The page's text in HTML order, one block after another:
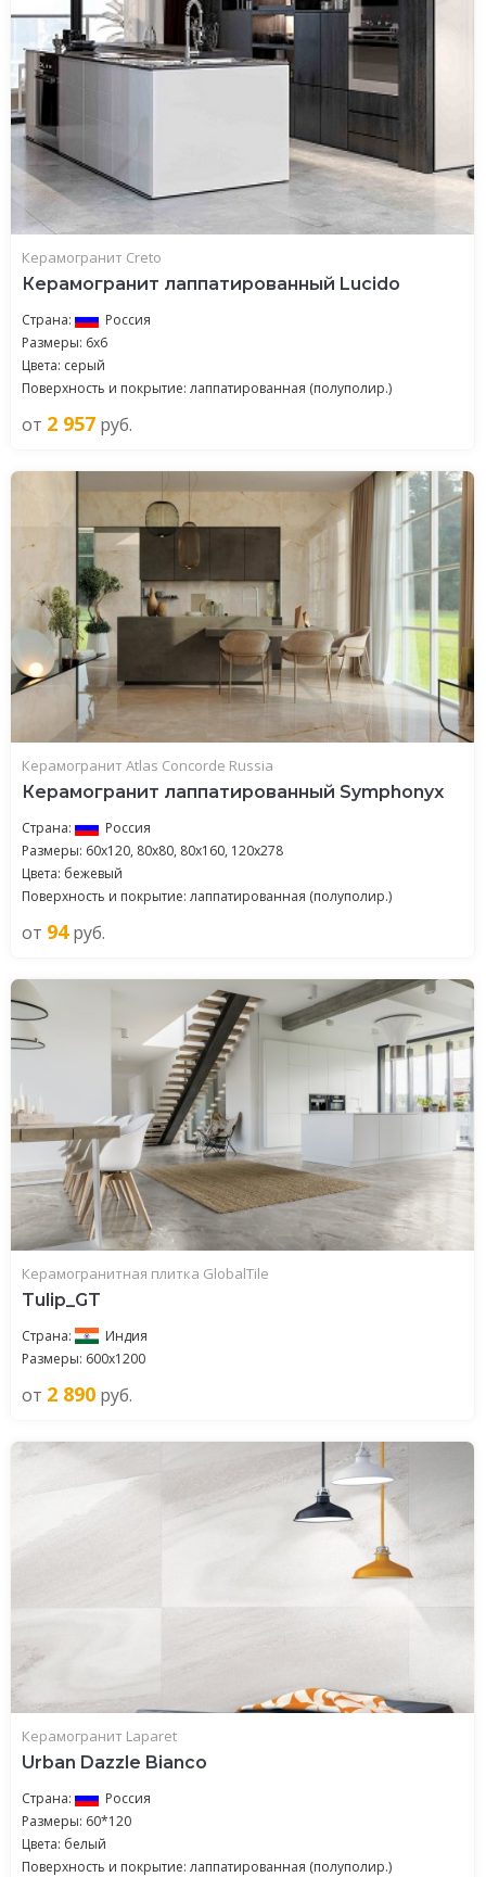
Керамогранит Creto
Керамогранит лаппатированный Lucido
Страна:
Россия
Размеры: 6х6
Цвета: серый
Поверхность и покрытие: лаппатированная (полуполир.)
от 2 957 руб.
Керамогранит Atlas Concorde Russia
Керамогранит лаппатированный Symphonyx
Страна:
Россия
Размеры: 60x120, 80x80, 80x160, 120x278
Цвета: бежевый
Поверхность и покрытие: лаппатированная (полуполир.)
от 94руб.
Керамогранитная плитка GlobalTile
Tulip_GT
Страна:
Индия
Размеры: 600x1200
от 2 890 руб.
Керамогранит Laparet
Urban Dazzle Bianco
Страна:
Россия
Размеры: 60*120
Цвета: белый
Поверхность и покрытие: лаппатированная (полуполир.)